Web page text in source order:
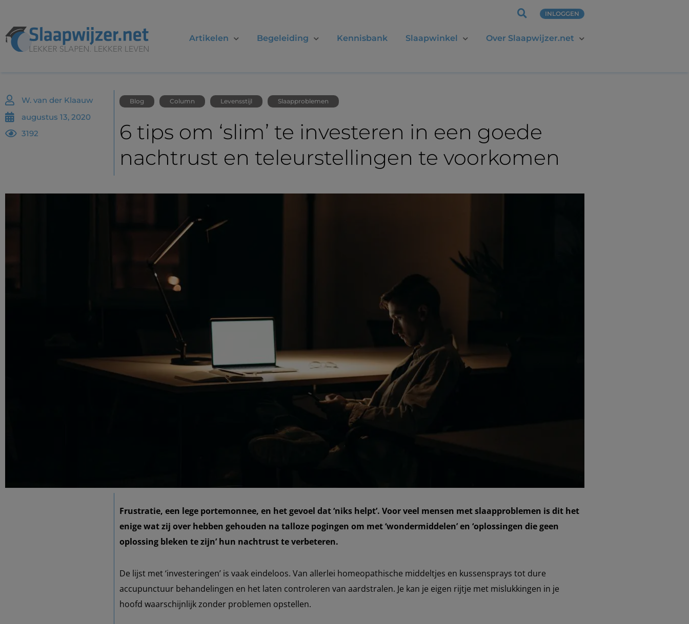
INLOGGEN
Artikelen Begeleiding Kennisbank Slaapwinkel Over Slaapwijzer.net
W. van der Klaauw
augustus 13, 2020
3192
Blog Column Levensstijl Slaapproblemen
6 tips om ‘slim’ te investeren in een goede
nachtrust en teleurstellingen te voorkomen
Frustratie, een lege portemonnee, en het gevoel dat ‘niks helpt’. Voor veel mensen met slaapproblemen is dit het
enige wat zij over hebben gehouden na talloze pogingen om met ‘wondermiddelen’ en ‘oplossingen die geen
oplossing bleken te zijn’ hun nachtrust te verbeteren.
De lijst met ‘investeringen’ is vaak eindeloos. Van allerlei homeopathische middeltjes en kussensprays tot dure
accupunctuur behandelingen en het laten controleren van aardstralen. Je kan je eigen rijtje met mislukkingen in je
hoofd waarschijnlijk zonder problemen opstellen.